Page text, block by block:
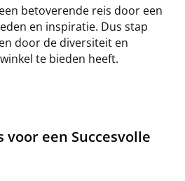
betoverende reis door een
en inspiratie. Dus stap
door de diversiteit en
te bieden heeft.
voor een Succesvolle